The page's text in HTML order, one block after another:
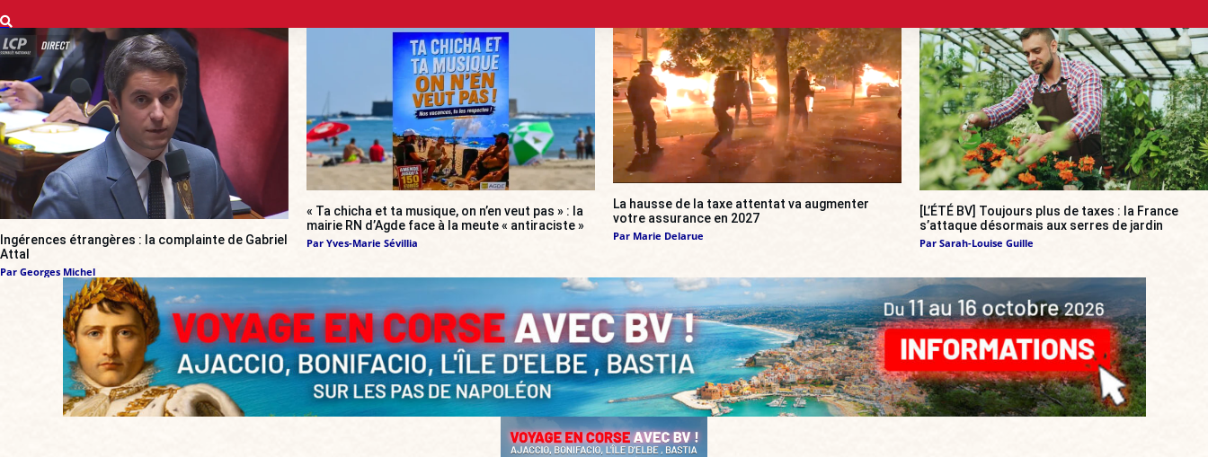
Ingérences étrangères : la complainte de Gabriel
Attal
Par Georges Michel
« Ta chicha et ta musique, on n’en veut pas » : la
mairie RN d’Agde face à la meute « antiraciste »
Par Yves-Marie Sévillia
La hausse de la taxe attentat va augmenter
votre assurance en 2027
Par Marie Delarue
[L’ÉTÉ BV] Toujours plus de taxes : la France
s’attaque désormais aux serres de jardin
Par Sarah-Louise Guille